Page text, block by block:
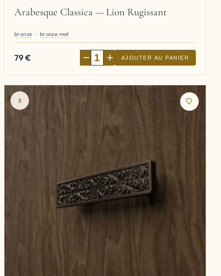
Arabesque Classica — Lion Rugissant
bronze bronze mat
79€ − + AJOUTER AU PANIER
S